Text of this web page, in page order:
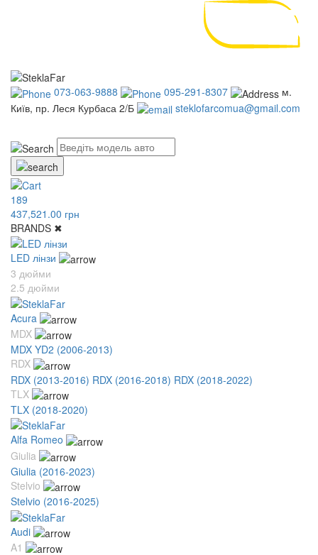
073-063-9888 095-291-8307
м.
Київ, пр. Леся Курбаса 2/Б
steklofarcomua@gmail.com
189
437,521.00 грн
BRANDS ✖
LED лінзи
3 дюйми
2.5 дюйми
Acura
MDX
MDX YD2 (2006-2013)
RDX
RDX (2013-2016) RDX (2016-2018) RDX (2018-2022)
TLX
TLX (2018-2020)
Alfa Romeo
Giulia
Giulia (2016-2023)
Stelvio
Stelvio (2016-2025)
Audi
A1